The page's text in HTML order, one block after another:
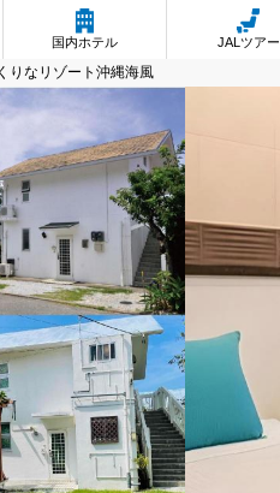
国内ホテル JALツアー
りなリゾート沖縄海風